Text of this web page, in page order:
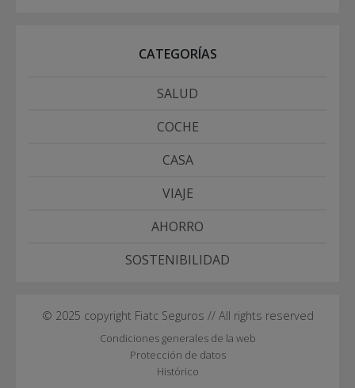
CATEGORÍAS
SALUD
COCHE
CASA
VIAJE
AHORRO
SOSTENIBILIDAD
© 2025 copyright Fiatc Seguros // All rights reserved
Condiciones generales de la web
Protección de datos
Histórico